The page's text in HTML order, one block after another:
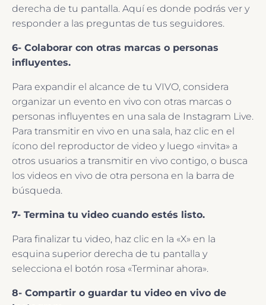
derecha de tu pantalla. Aquí es donde podrás ver y
responder a las preguntas de tus seguidores.
6- Colaborar con otras marcas o personas
influyentes.
Para expandir el alcance de tu VIVO, considera
organizar un evento en vivo con otras marcas o
personas influyentes en una sala de Instagram Live.
Para transmitir en vivo en una sala, haz clic en el
ícono del reproductor de video y luego «invita» a
otros usuarios a transmitir en vivo contigo, o busca
los videos en vivo de otra persona en la barra de
búsqueda.
7- Termina tu video cuando estés listo.
Para finalizar tu video, haz clic en la «X» en la
esquina superior derecha de tu pantalla y
selecciona el botón rosa «Terminar ahora».
8- Compartir o guardar tu video en vivo de